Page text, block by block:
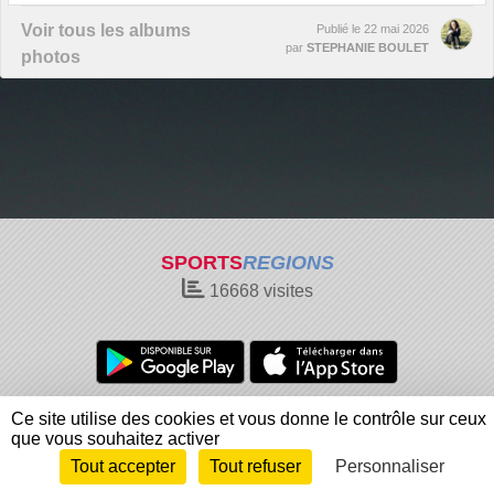
Voir tous les albums
photos
Publié le 22 mai 2026
par STEPHANIE BOULET
SPORTSREGIONS
16668visites
Charte cookies
Gestion des cookies
Informations légales
Signaler un contenu inapproprié
Envie de participer ?
Connexion
Ce site utilise des cookies et vous donne le contrôle sur ceux
que vous souhaitez activer
Tout accepter
Tout refuser Personnaliser